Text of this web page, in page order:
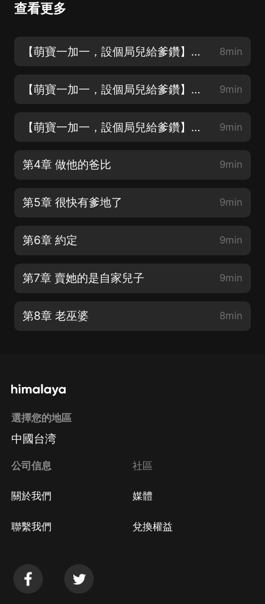
查看更多
【萌寶一加一，設個局兒給爹鑽】第1章 他是從哪兒來 8min
【萌寶一加一，設個局兒給爹鑽】第2章 現在流行帶孩子上班 9min
【萌寶一加一，設個局兒給爹鑽】第3章 老丈人看女婿 9min
第4章 做他的爸比 9min
第5章 很快有爹地了 9min
第6章 約定 9min
第7章 賣她的是自家兒子 9min
第8章 老巫婆 8min
選擇您的地區
中國台湾
公司信息
關於我們
聯繫我們
社區
媒體
兌換權益